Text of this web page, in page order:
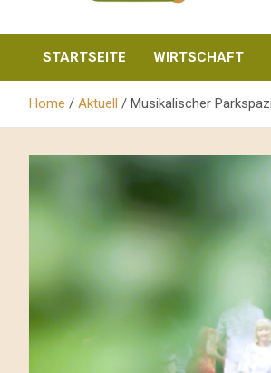
STARTSEITE WIRTSCHAFT
Home Aktuell Musikalischer